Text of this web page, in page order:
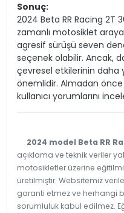
Sonuç:
2024 Beta RR Racing 2T
zamanlı motosiklet
agresif sürüşü seven
seçenek olabilir. Ancak,
çevresel etkilerinin daha
önemlidir. Almadan önce
kullanıcı yorumlarını
2024 model Beta RR
açıklama ve teknik veriler
motosikletler üzerine
üretilmiştir. Websitemiz
garanti etmez ve herhangi
sorumluluk kabul edilmez.